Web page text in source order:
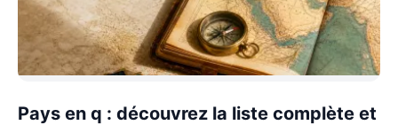
Pays en q : découvrez la liste complète et